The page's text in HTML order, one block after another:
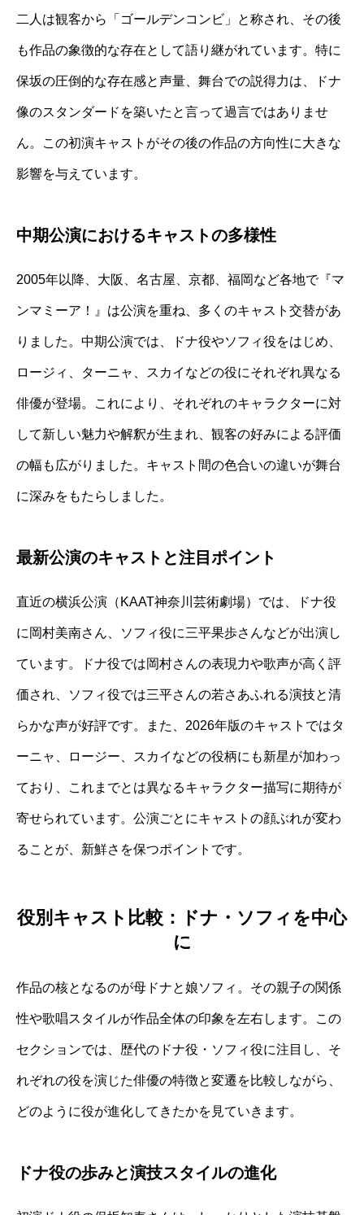
二人は観客から「ゴールデンコンビ」と称され、その後
も作品の象徴的な存在として語り継がれています。特に
保坂の圧倒的な存在感と声量、舞台での説得力は、ドナ
像のスタンダードを築いたと言って過言ではありませ
ん。この初演キャストがその後の作品の方向性に大きな
影響を与えています。
中期公演におけるキャストの多様性
2005年以降、大阪、名古屋、京都、福岡など各地で『マ
ンマミーア！』は公演を重ね、多くのキャスト交替があ
りました。中期公演では、ドナ役やソフィ役をはじめ、
ロージィ、ターニャ、スカイなどの役にそれぞれ異なる
俳優が登場。これにより、それぞれのキャラクターに対
して新しい魅力や解釈が生まれ、観客の好みによる評価
の幅も広がりました。キャスト間の色合いの違いが舞台
に深みをもたらしました。
最新公演のキャストと注目ポイント
直近の横浜公演（KAAT神奈川芸術劇場）では、ドナ役
に岡村美南さん、ソフィ役に三平果歩さんなどが出演し
ています。ドナ役では岡村さんの表現力や歌声が高く評
価され、ソフィ役では三平さんの若さあふれる演技と清
らかな声が好評です。また、2026年版のキャストではタ
ーニャ、ロージー、スカイなどの役柄にも新星が加わっ
ており、これまでとは異なるキャラクター描写に期待が
寄せられています。公演ごとにキャストの顔ぶれが変わ
ることが、新鮮さを保つポイントです。
役別キャスト比較：ドナ・ソフィを中心
に
作品の核となるのが母ドナと娘ソフィ。その親子の関係
性や歌唱スタイルが作品全体の印象を左右します。この
セクションでは、歴代のドナ役・ソフィ役に注目し、そ
れぞれの役を演じた俳優の特徴と変遷を比較しながら、
どのように役が進化してきたかを見ていきます。
ドナ役の歩みと演技スタイルの進化